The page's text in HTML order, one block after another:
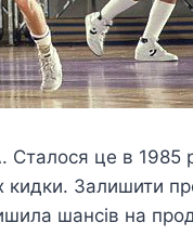
це в 1985
кидки. Залишити
шансів на